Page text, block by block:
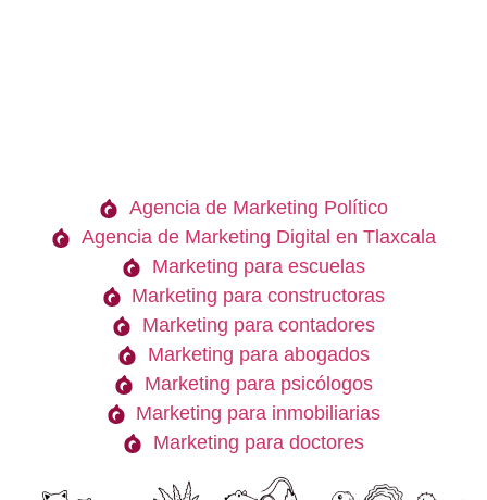
Agencia de Marketing Político
Agencia de Marketing Digital en Tlaxcala
Marketing para escuelas
Marketing para constructoras
Marketing para contadores
Marketing para abogados
Marketing para psicólogos
Marketing para inmobiliarias
Marketing para doctores